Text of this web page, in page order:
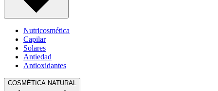
Nutricosmética
Capilar
Solares
Antiedad
Antioxidantes
COSMÉTICA NATURAL